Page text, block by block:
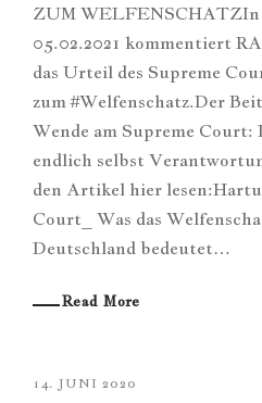
ZUM
05.02.2021 kommentiert
das Urteil des Supreme
zum #Welfenschatz.Der
Wende am Supreme Court:
endlich selbst
den Artikel hier
Court_ Was das
Deutschland bedeutet…
Read More
14. JUNI 2020